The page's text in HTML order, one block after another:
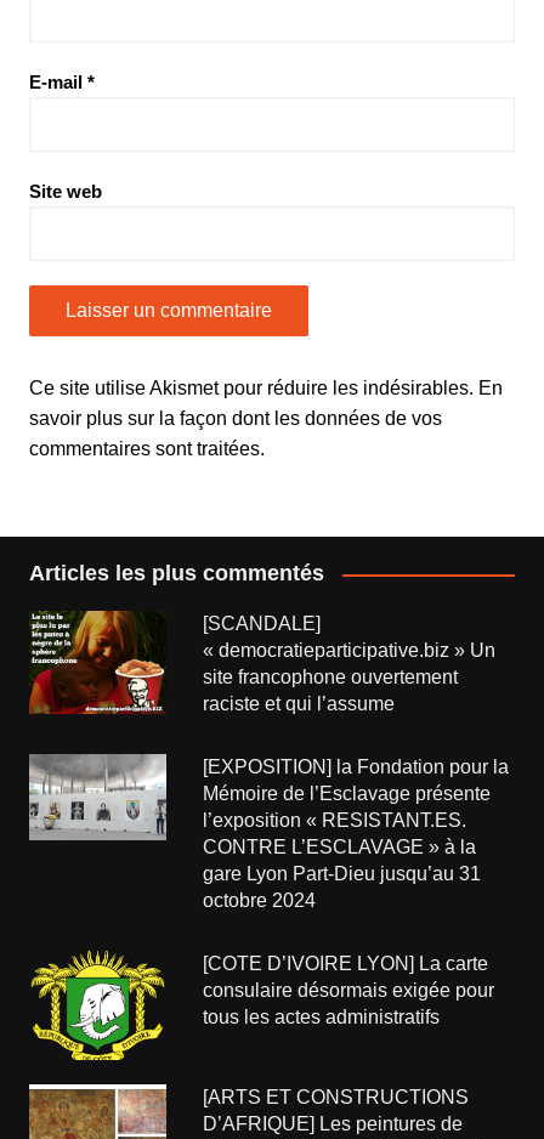
E-mail *
Site web
Ce site utilise Akismet pour réduire les indésirables. En
savoir plus sur la façon dont les données de vos
commentaires sont traitées.
Articles les plus commentés
[SCANDALE]
« democratieparticipative.biz » Un
site francophone ouvertement
raciste et qui l’assume
[EXPOSITION] la Fondation pour la
Mémoire de l’Esclavage présente
l’exposition « RESISTANT.ES.
CONTRE L’ESCLAVAGE » à la
gare Lyon Part-Dieu jusqu’au 31
octobre 2024
[COTE D’IVOIRE LYON] La carte
consulaire désormais exigée pour
tous les actes administratifs
[ARTS ET CONSTRUCTIONS
D’AFRIQUE] Les peintures de